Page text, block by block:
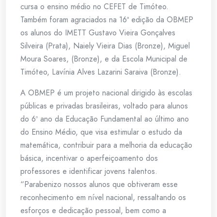
cursa o ensino médio no CEFET de Timóteo.
Também foram agraciados na 16ª edição da OBMEP
os alunos do IMETT Gustavo Vieira Gonçalves
Silveira (Prata), Naiely Vieira Dias (Bronze), Miguel
Moura Soares, (Bronze), e da Escola Municipal de
Timóteo, Lavínia Alves Lazarini Saraiva (Bronze).
A OBMEP é um projeto nacional dirigido às escolas
públicas e privadas brasileiras, voltado para alunos
do 6º ano da Educação Fundamental ao último ano
do Ensino Médio, que visa estimular o estudo da
matemática, contribuir para a melhoria da educação
básica, incentivar o aperfeiçoamento dos
professores e identificar jovens talentos.
“Parabenizo nossos alunos que obtiveram esse
reconhecimento em nível nacional, ressaltando os
esforços e dedicação pessoal, bem como a